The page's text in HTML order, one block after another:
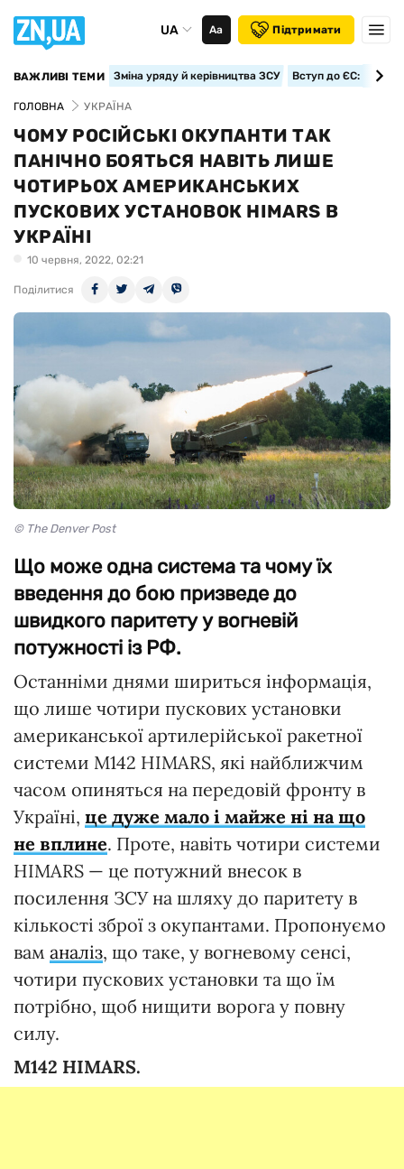
UA Аа Підтримати
ВАЖЛИВІ ТЕМИ Зміна уряду й керівництва ЗСУ Вступ до ЄС:
ГОЛОВНА УКРАЇНА
ЧОМУ РОСІЙСЬКІ ОКУПАНТИ ТАК
ПАНІЧНО БОЯТЬСЯ НАВІТЬ ЛИШЕ
ЧОТИРЬОХ АМЕРИКАНСЬКИХ
ПУСКОВИХ УСТАНОВОК HIMARS В
УКРАЇНІ
10 червня, 2022, 02:21
Поділитися
© The Denver Post
Що може одна система та чому їх
введення до бою призведе до
швидкого паритету у вогневій
потужності із РФ.
Останніми днями шириться інформація,
що лише чотири пускових установки
американської артилерійської ракетної
системи M142 HIMARS, які найближчим
часом опиняться на передовій фронту в
Україні, це дуже мало і майже ні на що
не вплине. Проте, навіть чотири системи
HIMARS — це потужний внесок в
посилення ЗСУ на шляху до паритету в
кількості зброї з окупантами. Пропонуємо
вам аналіз, що таке, у вогневому сенсі,
чотири пускових установки та що їм
потрібно, щоб нищити ворога у повну
силу.
M142 HIMARS.